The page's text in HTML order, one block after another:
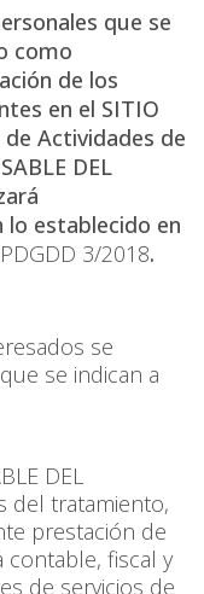
que se
como
de los
en el SITIO
Actividades de
DEL
establecido en
3/2018.
se
se indican a
DEL
del tratamiento,
prestación de
contable, fiscal y
de servicios de